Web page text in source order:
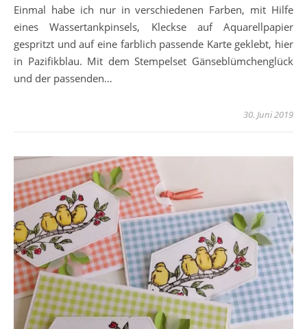
Einmal habe ich nur in verschiedenen Farben, mit Hilfe
eines Wassertankpinsels, Kleckse auf Aquarellpapier
gespritzt und auf eine farblich passende Karte geklebt, hier
in Pazifikblau. Mit dem Stempelset Gänseblümchenglück
und der passenden…
30. Juni 2019